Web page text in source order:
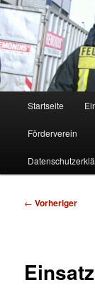
Zum
primären
Inhalt
springenFF
Freiwillige
Startseite
Förderverein
Beitragsnavigation
← Vorheriger